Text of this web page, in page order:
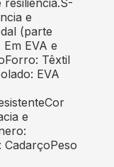
e
(parte
EVA e
Têxtil
EVA
e
CadarçoPeso